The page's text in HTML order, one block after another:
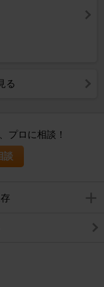
る
プロに相談！
談